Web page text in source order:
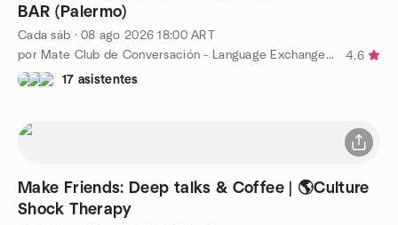
BAR (Palermo)
Cada sáb ·08 ago 2026 18:00 ART
por Mate Club de Conversación - Language Exchange Meetup
4.6
17 asistentes
Make Friends: Deep talks & Coffee | 🌎Culture
Shock Therapy